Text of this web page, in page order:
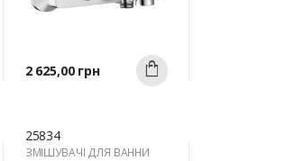
Швидкий
перегляд
Ціна
2 625,00 грн Купити
25834
ЗМІШУВАЧІ ДЛЯ ВАННИ